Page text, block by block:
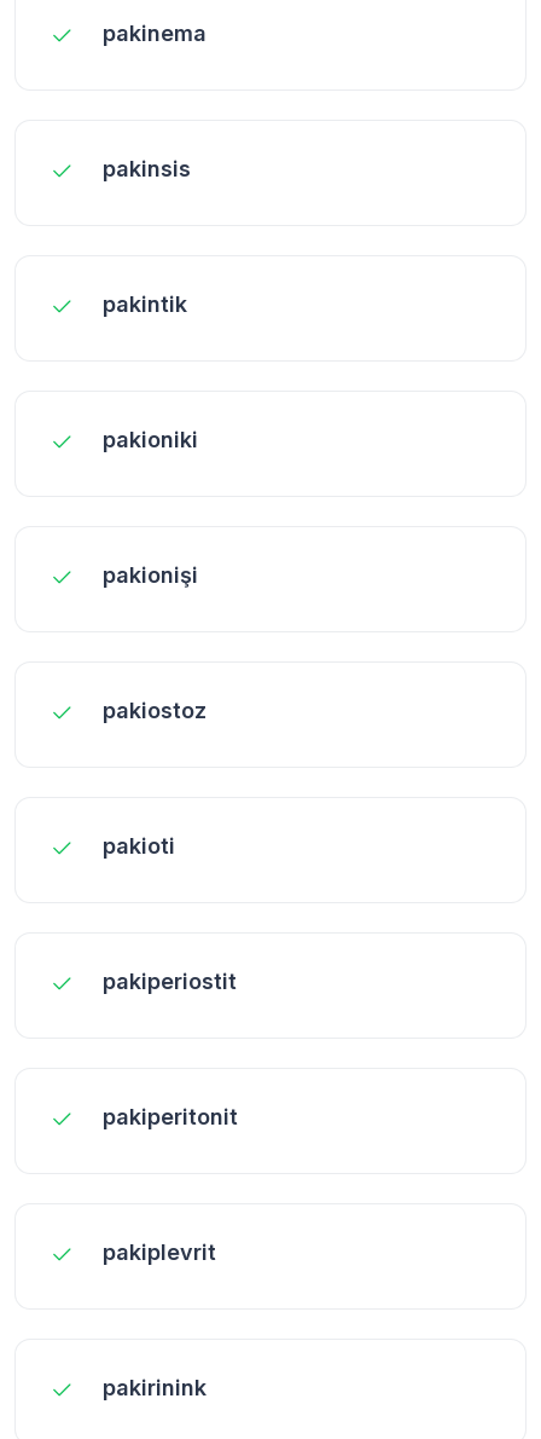
pakinema
pakinsis
pakintik
pakioniki
pakionişi
pakiostoz
pakioti
pakiperiostit
pakiperitonit
pakiplevrit
pakirinink